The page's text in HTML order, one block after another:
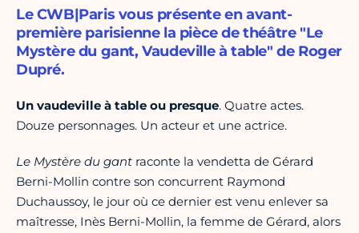
Le CWB|Paris vous présente en avant-
première parisienne la pièce de théâtre "Le
Mystère du gant, Vaudeville à table" de Roger
Dupré.
Un vaudeville à table ou presque. Quatre actes.
Douze personnages. Un acteur et une actrice.
Le Mystère du gant raconte la vendetta de Gérard
Berni-Mollin contre son concurrent Raymond
Duchaussoy, le jour où ce dernier est venu enlever sa
maîtresse, Inès Berni-Mollin, la femme de Gérard, alors